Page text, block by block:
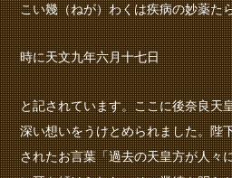
こい幾（ねが）わくは疾病の妙薬た
時に天文九年六月十七日
と記されています。ここに後奈良天
深い想いをうけとめられました。陛
されたお言葉「過去の天皇方が人々